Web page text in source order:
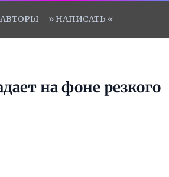
АВТОРЫ » НАПИСАТЬ «
на фоне резкого